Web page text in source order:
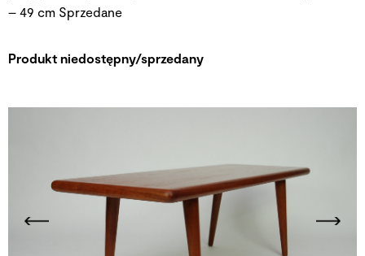
– 49 cm Sprzedane
Produkt niedostępny/sprzedany